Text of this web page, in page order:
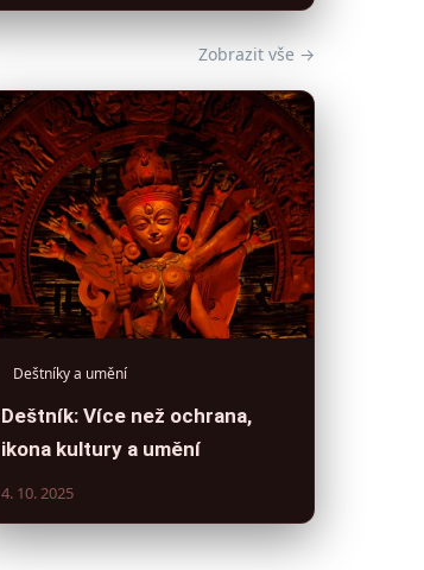
Zobrazit vše →
Deštníky a umění
Deštník: Více než ochrana,
ikona kultury a umění
4. 10. 2025